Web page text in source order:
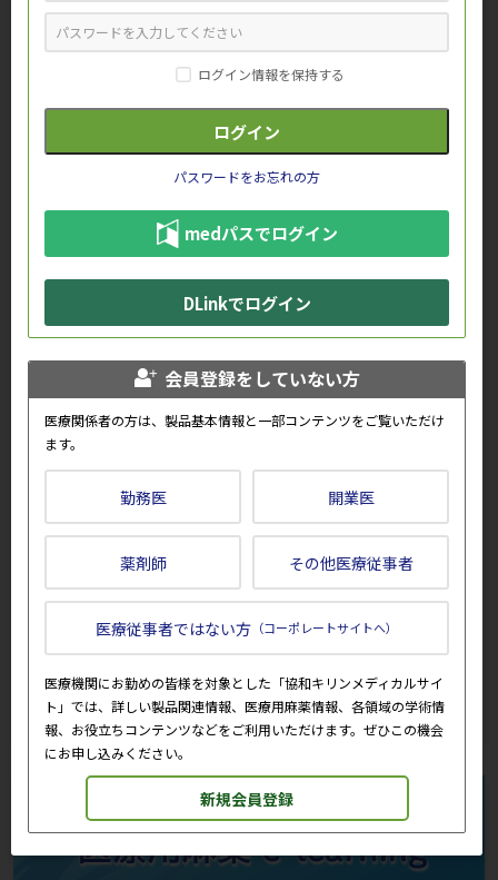
会員専用コンテンツの一部をご紹
介します。
オルケディア錠 ～作用機序と薬
物動態～
動画「60秒で整理 ルミセフの基
量）」
医療法人慈修会 上田腎臓クリニッ
日本の貧血を伴う血液疾患におけ
る鉄過剰症のリスク管理
症例1_再生不良性貧血と免疫性血
小板減少症の鑑別診断クイズ
おすすめ情報は、協和キリンのウェブサイトにおける個人情報の取扱い
方針に基づき、お客様が閲覧したページのアクセス情報を取得し、一定の
条件に基づき自動的に表示しています。
そのため、現在ご覧いただいているページの情報との関連性を示唆する
ものではございません。
会員登録をしていない方
医療関係者の方は、製品基本情報と一部コンテンツをご覧いただけ
ます。
勤務医 開業医
薬剤師 その他医療従事者
医療従事者ではない方 （コーポレートサイトへ）
医療機関にお勤めの皆様を対象とした「協和キリンメディカルサイ
ト」では、詳しい製品関連情報、医療用麻薬情報、各領域の学術情
報、お役立ちコンテンツなどをご利用いただけます。ぜひこの機会
にお申し込みください。
新規会員登録
ログイン情報を保持する
パスワードをお忘れの方
medパスでログイン
DLinkでログイン